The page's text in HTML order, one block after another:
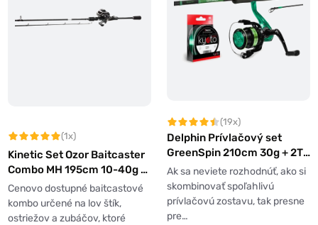
(1x)
Kinetic Set Ozor Baitcaster
Combo MH 195cm 10-40g +
navijak 200 LH
Cenovo dostupné baitcastové
kombo určené na lov štík,
ostriežov a zubáčov, ktoré
(19x)
Delphin Prívlačový set
GreenSpin 210cm 30g + 2T
+ 0,234mm
Ak sa neviete rozhodnúť, ako si
skombinovať spoľahlivú
prívlačovú zostavu, tak presne
pre…